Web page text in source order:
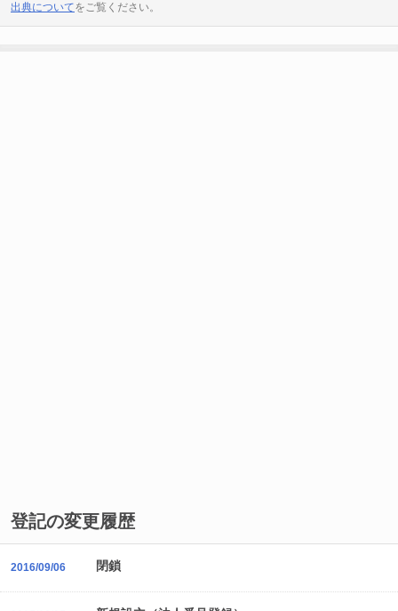
出典についてをご覧ください。
登記の変更履歴
2016/09/06 閉鎖